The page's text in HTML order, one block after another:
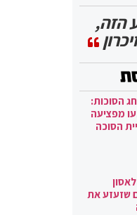
הזה,
הסוכות:
מפציעה
הסוכה
לאסון
שזעזע את